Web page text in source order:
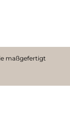
maßgefertigt